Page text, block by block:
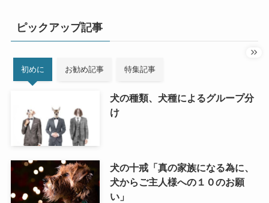
ピックアップ記事
初めに お勧め記事 特集記事
犬の種類、犬種によるグループ分
け
犬の十戒「真の家族になる為に、
犬からご主人様への１０のお願
い」